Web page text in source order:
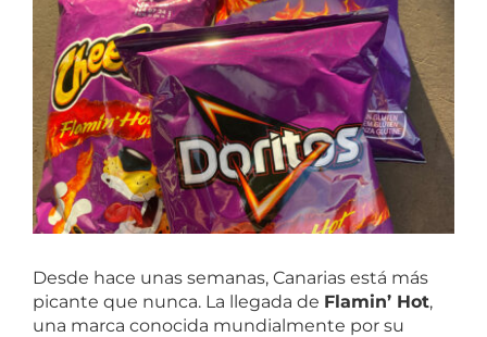
Desde hace unas semanas, Canarias está más
picante que nunca. La llegada de Flamin’ Hot,
una marca conocida mundialmente por su